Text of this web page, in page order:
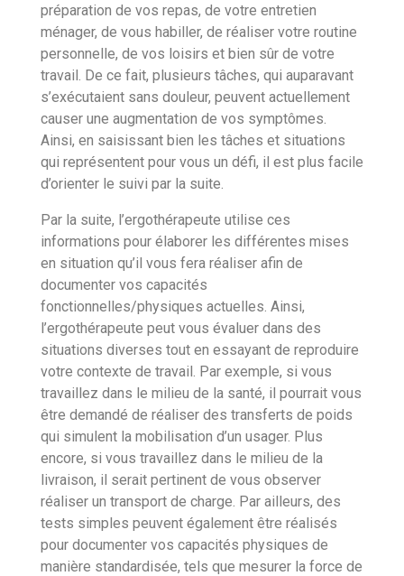
préparation de vos repas, de votre entretien
ménager, de vous habiller, de réaliser votre routine
personnelle, de vos loisirs et bien sûr de votre
travail. De ce fait, plusieurs tâches, qui auparavant
s’exécutaient sans douleur, peuvent actuellement
causer une augmentation de vos symptômes.
Ainsi, en saisissant bien les tâches et situations
qui représentent pour vous un défi, il est plus facile
d’orienter le suivi par la suite.
Par la suite, l’ergothérapeute utilise ces
informations pour élaborer les différentes mises
en situation qu’il vous fera réaliser afin de
documenter vos capacités
fonctionnelles/physiques actuelles. Ainsi,
l’ergothérapeute peut vous évaluer dans des
situations diverses tout en essayant de reproduire
votre contexte de travail. Par exemple, si vous
travaillez dans le milieu de la santé, il pourrait vous
être demandé de réaliser des transferts de poids
qui simulent la mobilisation d’un usager. Plus
encore, si vous travaillez dans le milieu de la
livraison, il serait pertinent de vous observer
réaliser un transport de charge. Par ailleurs, des
tests simples peuvent également être réalisés
pour documenter vos capacités physiques de
manière standardisée, tels que mesurer la force de